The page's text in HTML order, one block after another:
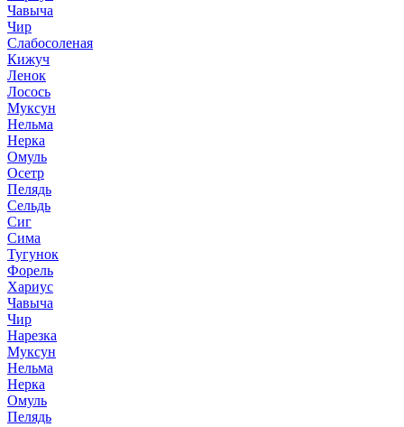
Чавыча
Чир
Слабосоленая
Кижуч
Ленок
Лосось
Муксун
Нельма
Нерка
Омуль
Осетр
Пелядь
Сельдь
Сиг
Сима
Тугунок
Форель
Хариус
Чавыча
Чир
Нарезка
Муксун
Нельма
Нерка
Омуль
Пелядь